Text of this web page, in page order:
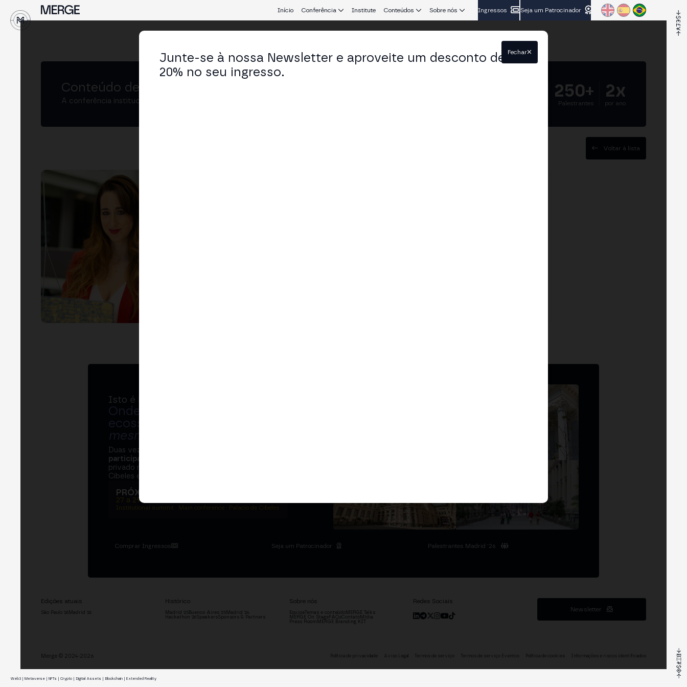
Início Conferência Institute Conteúdos Sobre nós Ingressos Seja um Patrocinador
Conteúdo de MERGE
A conferência institucional de cripto e Web3 que conecta Europa e América Latina.
250+
Palestrantes
2x
por ano
Voltar à lista
Isto é MERGE
Onde bancos, reguladores e o
ecossistema cripto se sentam na
mesma mesa
Duas vezes por ano, o MERGE reúne
participantes
privado na Bolsa de Madrid, dois dias no Palácio de
Cibeles e o networking que move o setor.
PRÓXIMA EDIÇÃO → MADRID
27 a 29 de outubro de 2026
Institutional summit · Main conference · Palacio de Cibeles
Comprar Ingressos Seja um Patrocinador Palestrantes Madrid '26
Edições atuais
São Paulo '26 Madrid '26
Histórico
Madrid '25Buenos Aires '25Madrid '24
Hackathon '26 SpeakersSponsors & Partners
Sobre nós
EquipeTemas e conteúdoMERGE Talks
MERGE On StageFAQsContatoMídia
Press Room MERGE Branding KIT
Redes Sociais
Newsletter
Junte-se à nossa Newsletter e aproveite um desconto de
20% no seu ingresso.
Fechar
Merge © 2024-2026 Política de privacidade Aviso Legal Termos de serviço Termos de serviço Eventos Política de cookies Informações e riscos identificados
Web3 | Metaverse | NFTs | Crypto | Digital Assets | Blockchain | Extended Reality